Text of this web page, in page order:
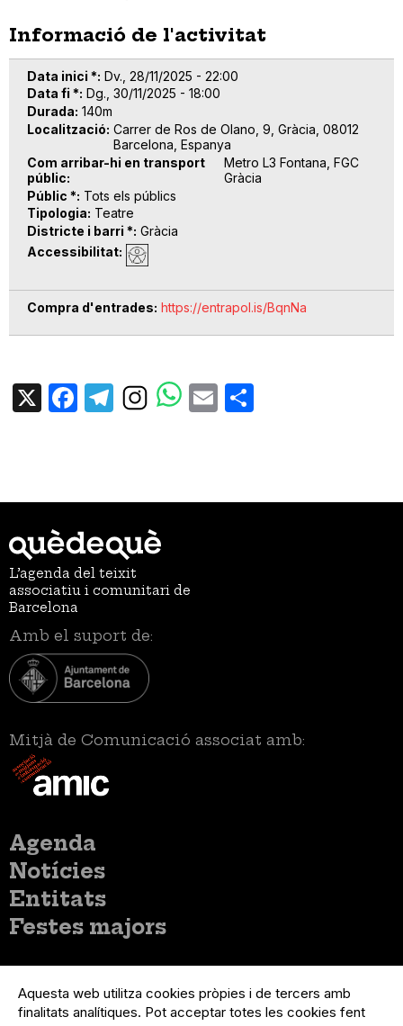
Informació de l'activitat
Data inici * Dv., 28/11/2025 - 22:00
Data fi *
Dg., 30/11/2025 - 18:00
Durada 140m
Localització Carrer de Ros de Olano, 9, Gràcia, 08012
Barcelona, Espanya
Com arribar-hi en transport
públic
Metro L3 Fontana, FGC
Gràcia
Públic * Tots els públics
Tipologia Teatre
Districte i barri * Gràcia
Accessibilitat
Compra d'entrades https://entrapol.is/BqnNa
X Facebook
TelegramEmail
L’agenda del teixit
associatiu i comunitari de
Barcelona
Amb el suport de:
Mitjà de Comunicació associat amb:
Menú
principal
Agenda
Notícies
Entitats
Festes majors
del
compte
Menú
usuari
Registre organització
Aquesta web utilitza cookies pròpies i de tercers amb
finalitats analítiques. Pot acceptar totes les cookies fent